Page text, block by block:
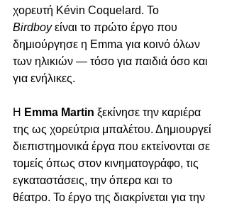
χορευτή Kévin Coquelard. Το
Birdboy είναι το πρώτο έργο που
δημιούργησε η Emma για κοινό όλων
των ηλικιών — τόσο για παιδιά όσο και
για ενήλικες.
Η Emma Martin ξεκίνησε την καριέρα
της ως χορεύτρια μπαλέτου. Δημιουργεί
διεπιστημονικά έργα που εκτείνονται σε
τομείς όπως στον κινηματογράφο, τις
εγκαταστάσεις, την όπερα και το
θέατρο. Το έργο της διακρίνεται για την